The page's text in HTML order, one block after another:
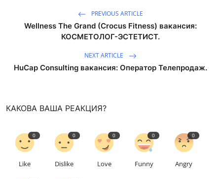
PREVIOUS ARTICLE
Wellness The Grand (Crocus Fitness) вакансия:
КОСМЕТОЛОГ-ЭСТЕТИСТ.
NEXT ARTICLE
HuCap Consulting вакансия: Оператор Телепродаж.
КАКОВА ВАША РЕАКЦИЯ?
0
Like
0
Dislike
0
Love
0
Funny
0
Angry